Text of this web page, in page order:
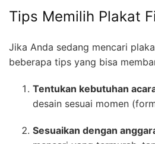
Tips Memilih Plakat
Jika Anda sedang mencari
beberapa tips yang bisa
Tentukan kebutuhan
desain sesuai momen
Sesuaikan dengan